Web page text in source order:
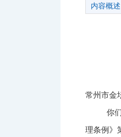
内容概述
常州市金
你
理条例》